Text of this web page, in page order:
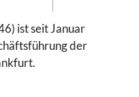
ist seit Januar
der